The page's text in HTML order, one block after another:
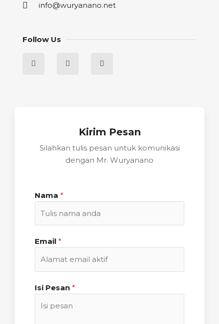
info@wuryanano.net
Follow Us
Kirim Pesan
Silahkan tulis pesan untuk komunikasi
dengan Mr. Wuryanano
Nama *
Email *
Isi Pesan *